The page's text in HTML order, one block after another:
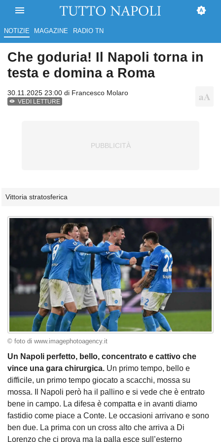
NOTIZIE MAGAZINE RADIO TN
Che goduria! Il Napoli torna in
testa e domina a Roma
30.11.2025 23:00 di Francesco Molaro
VEDI LETTURE
Vittoria stratosferica
© foto di www.imagephotoagency.it
Un Napoli perfetto, bello, concentrato e cattivo che
vince una gara chirurgica. Un primo tempo, bello e
difficile, un primo tempo giocato a scacchi, mossa su
mossa. Il Napoli però ha il pallino e si vede che è entrato
bene in campo. La difesa è compatta e in avanti diamo
fastidio come piace a Conte. Le occasioni arrivano e sono
ben due. La prima con un cross alto che arriva a Di
Lorenzo che ci prova ma la palla esce sull’esterno